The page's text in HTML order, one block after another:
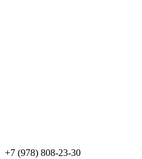
+7 (978) 808-23-30